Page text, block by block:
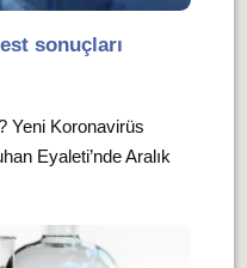
sonuçları
Yeni Koronavirüs
Eyaleti’nde Aralık